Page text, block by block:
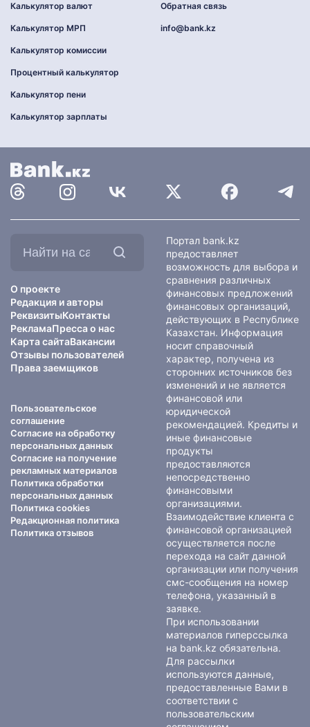
Калькулятор валют
Калькулятор МРП
Калькулятор комиссии
Процентный калькулятор
Калькулятор пени
Калькулятор зарплаты
Обратная связь
info@bank.kz
О проекте
Редакция и авторы
РеквизитыКонтакты
РекламаПресса о нас
Карта сайтаВакансии
Отзывы пользователей
Права заемщиков
Пользовательское
соглашение
Согласие на обработку
персональных данных
Согласие на получение
рекламных материалов
Политика обработки
персональных данных
Политика cookies
Редакционная политика
Политика отзывов
Портал bank.kz
предоставляет
возможность для выбора и
сравнения различных
финансовых предложений
финансовых организаций,
действующих в Республике
Казахстан. Информация
носит справочный
характер, получена из
сторонних источников без
изменений и не является
финансовой или
юридической
рекомендацией. Кредиты и
иные финансовые
продукты
предоставляются
непосредственно
финансовыми
организациями.
Взаимодействие клиента с
финансовой организацией
осуществляется после
перехода на сайт данной
организации или получения
смс-сообщения на номер
телефона, указанный в
заявке.
При использовании
материалов гиперссылка
на bank.kz обязательна.
Для рассылки
используются данные,
предоставленные Вами в
соответствии с
пользовательским